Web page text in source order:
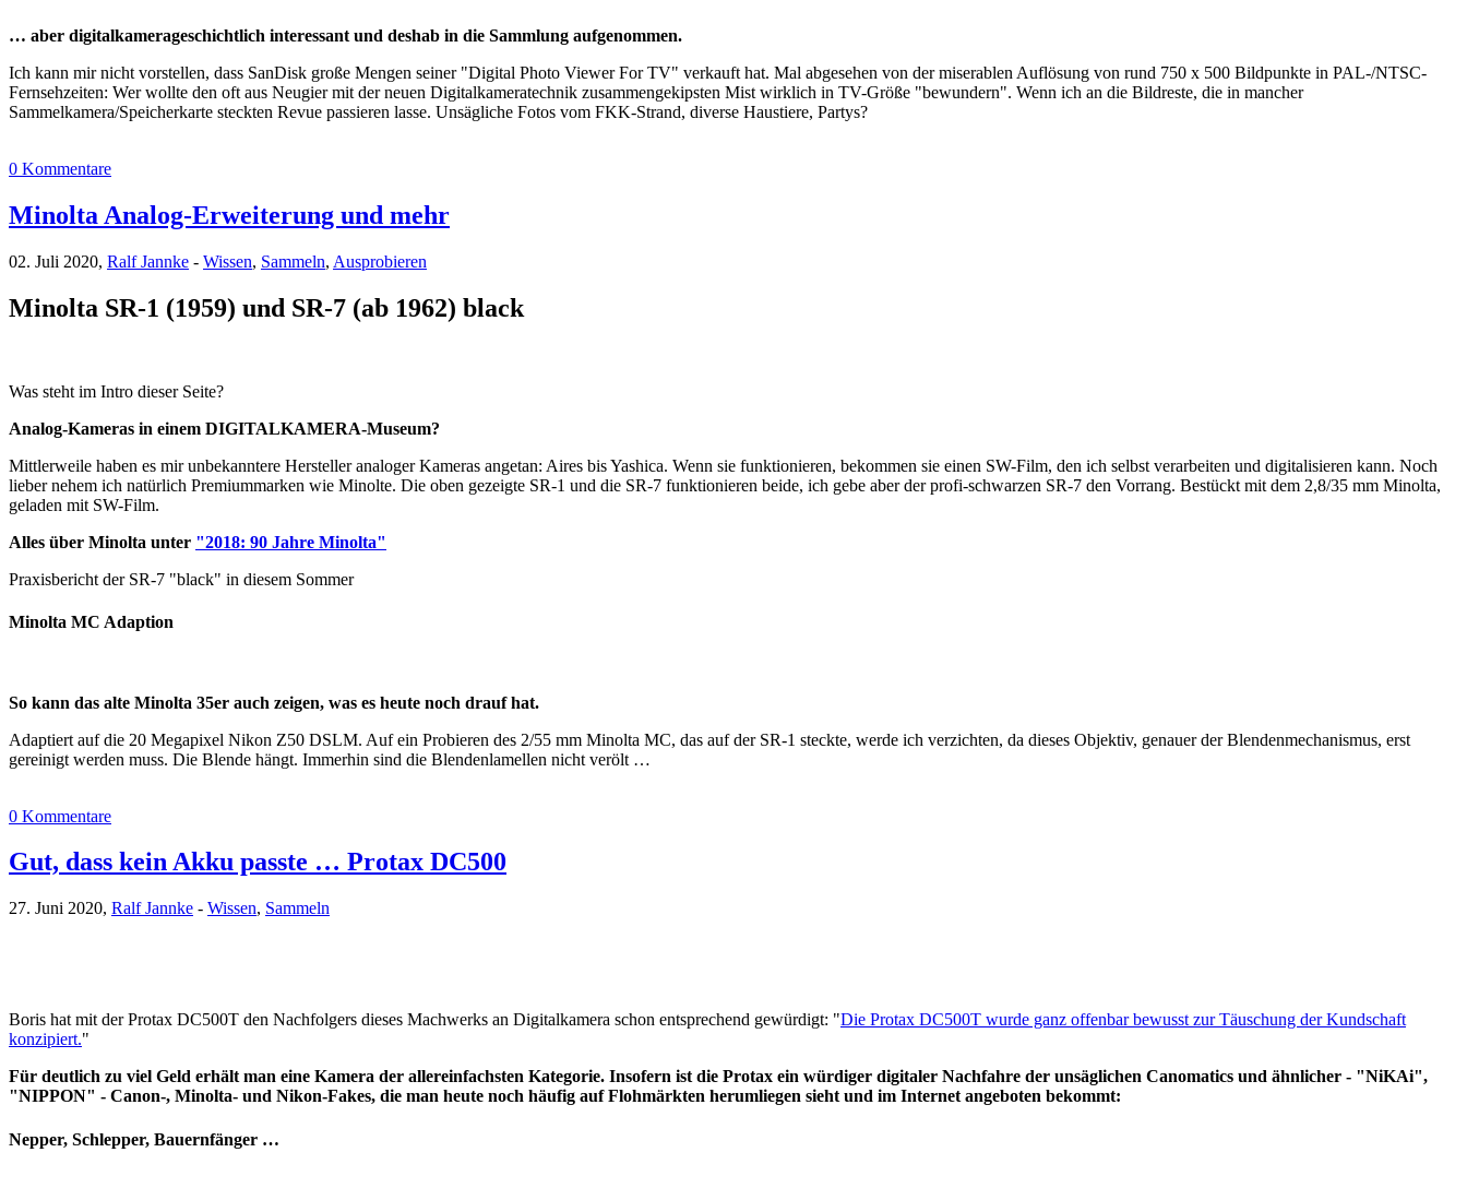
… aber digitalkamerageschichtlich interessant und deshab in die Sammlung aufgenommen.
Ich kann mir nicht vorstellen, dass SanDisk große Mengen seiner "Digital Photo Viewer For TV" verkauft hat. Mal abgesehen von der miserablen Auflösung von rund 750 x 500 Bildpunkte in PAL-/NTSC-
Fernsehzeiten: Wer wollte den oft aus Neugier mit der neuen Digitalkameratechnik zusammengekipsten Mist wirklich in TV-Größe "bewundern". Wenn ich an die Bildreste, die in mancher
Sammelkamera/Speicherkarte steckten Revue passieren lasse. Unsägliche Fotos vom FKK-Strand, diverse Haustiere, Partys?
0 Kommentare
Minolta Analog-Erweiterung und mehr
02. Juli 2020, Ralf Jannke - Wissen, Sammeln, Ausprobieren
Minolta SR-1 (1959) und SR-7 (ab 1962) black
Was steht im Intro dieser Seite?
Analog-Kameras in einem DIGITALKAMERA-Museum?
Mittlerweile haben es mir unbekanntere Hersteller analoger Kameras angetan: Aires bis Yashica. Wenn sie funktionieren, bekommen sie einen SW-Film, den ich selbst verarbeiten und digitalisieren kann. Noch
lieber nehem ich natürlich Premiummarken wie Minolte. Die oben gezeigte SR-1 und die SR-7 funktionieren beide, ich gebe aber der profi-schwarzen SR-7 den Vorrang. Bestückt mit dem 2,8/35 mm Minolta,
geladen mit SW-Film.
Alles über Minolta unter "2018: 90 Jahre Minolta"
Praxisbericht der SR-7 "black" in diesem Sommer
Minolta MC Adaption
So kann das alte Minolta 35er auch zeigen, was es heute noch drauf hat.
Adaptiert auf die 20 Megapixel Nikon Z50 DSLM. Auf ein Probieren des 2/55 mm Minolta MC, das auf der SR-1 steckte, werde ich verzichten, da dieses Objektiv, genauer der Blendenmechanismus, erst
gereinigt werden muss. Die Blende hängt. Immerhin sind die Blendenlamellen nicht verölt …
0 Kommentare
Gut, dass kein Akku passte … Protax DC500
27. Juni 2020, Ralf Jannke - Wissen, Sammeln
Boris hat mit der Protax DC500T den Nachfolgers dieses Machwerks an Digitalkamera schon entsprechend gewürdigt: "Die Protax DC500T wurde ganz offenbar bewusst zur Täuschung der Kundschaft
konzipiert."
Für deutlich zu viel Geld erhält man eine Kamera der allereinfachsten Kategorie. Insofern ist die Protax ein würdiger digitaler Nachfahre der unsäglichen Canomatics und ähnlicher - "NiKAi",
"NIPPON" - Canon-, Minolta- und Nikon-Fakes, die man heute noch häufig auf Flohmärkten herumliegen sieht und im Internet angeboten bekommt:
Nepper, Schlepper, Bauernfänger …